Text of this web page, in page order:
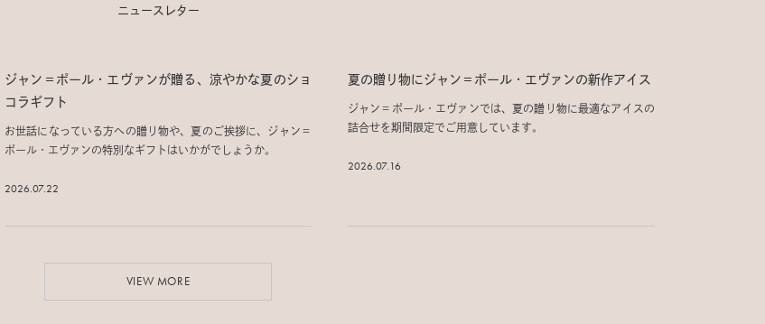
ニュースレター
ジャン＝ポール・エヴァンが贈る、涼やかな夏のショ
コラギフト
お世話になっている方への贈り物や、夏のご挨拶に、ジャン＝
ポール・エヴァンの特別なギフトはいかがでしょうか。
2026.07.22
夏の贈り物にジャン＝ポール・エヴァンの新作アイス
ジャン＝ポール・エヴァンでは、夏の贈り物に最適なアイスの
詰合せを期間限定でご用意しています。
2026.07.16
VIEW MORE